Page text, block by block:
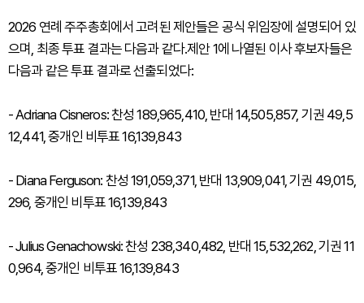
2026 연례 주주총회에서 고려된 제안들은 공식 위임장에 설명되어 있
으며, 최종 투표 결과는 다음과 같다.제안 1에 나열된 이사 후보자들은
다음과 같은 투표 결과로 선출되었다:
- Adriana Cisneros: 찬성 189,965,410, 반대 14,505,857, 기권 49,5
12,441, 중개인 비투표 16,139,843
- Diana Ferguson: 찬성 191,059,371, 반대 13,909,041, 기권 49,015,
296, 중개인 비투표 16,139,843
- Julius Genachowski: 찬성 238,340,482, 반대 15,532,262, 기권 11
0,964, 중개인 비투표 16,139,843